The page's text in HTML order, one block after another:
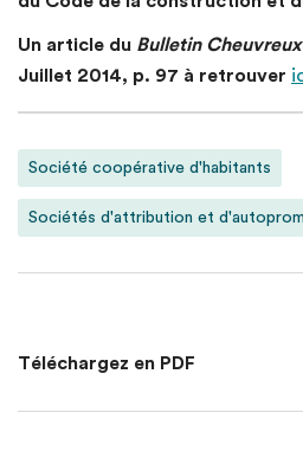
Un article du Bulletin Cheuvreux
Juillet 2014, p. 97 à retrouver
Société coopérative d'habitants
Sociétés d'attribution et
Téléchargez en PDF